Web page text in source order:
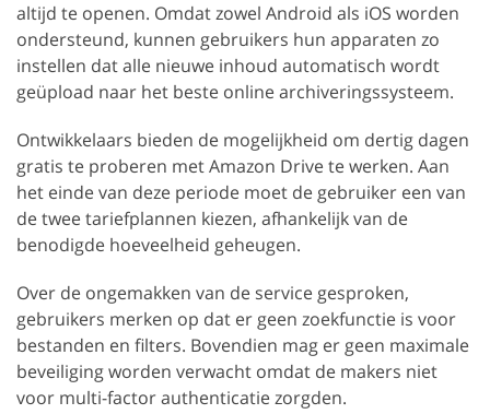
altijd te openen. Omdat zowel Android als iOS worden
ondersteund, kunnen gebruikers hun apparaten zo
instellen dat alle nieuwe inhoud automatisch wordt
geüpload naar het beste online archiveringssysteem.
Ontwikkelaars bieden de mogelijkheid om dertig dagen
gratis te proberen met Amazon Drive te werken. Aan
het einde van deze periode moet de gebruiker een van
de twee tariefplannen kiezen, afhankelijk van de
benodigde hoeveelheid geheugen.
Over de ongemakken van de service gesproken,
gebruikers merken op dat er geen zoekfunctie is voor
bestanden en filters. Bovendien mag er geen maximale
beveiliging worden verwacht omdat de makers niet
voor multi-factor authenticatie zorgden.